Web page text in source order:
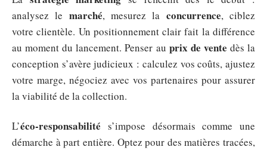
analysez le marché, mesurez la concurrence, ciblez
votre clientèle. Un positionnement clair fait la différence
au moment du lancement. Penser au prix de vente dès la
conception s’avère judicieux : calculez vos coûts, ajustez
votre marge, négociez avec vos partenaires pour assurer
la viabilité de la collection.
L’éco-responsabilité s’impose désormais comme une
démarche à part entière. Optez pour des matières tracées,